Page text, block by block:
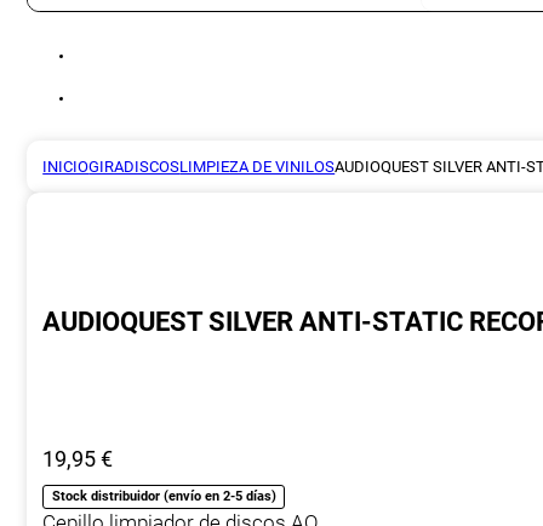
INICIOGIRADISCOSLIMPIEZA DE VINILOSAUDIOQUEST SILVER ANTI-
AUDIOQUEST SILVER ANTI-STATIC
19,95€
Stock distribuidor (envío en 2-5 días)